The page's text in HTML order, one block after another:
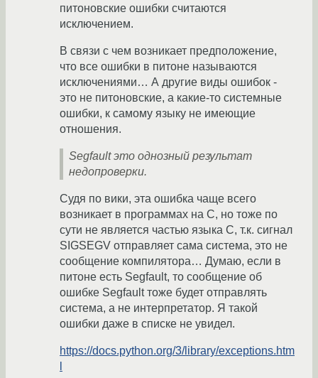
питоновские ошибки считаются
исключением.
В связи с чем возникает предположение,
что все ошибки в питоне называются
исключениями… А другие виды ошибок -
это не питоновские, а какие-то системные
ошибки, к самому языку не имеющие
отношения.
Segfault это однозный результат
недопроверки.
Судя по вики, эта ошибка чаще всего
возникает в программах на С, но тоже по
сути не является частью языка С, т.к. сигнал
SIGSEGV отправляет сама система, это не
сообщение компилятора… Думаю, если в
питоне есть Segfault, то сообщение об
ошибке Segfault тоже будет отправлять
система, а не интерпретатор. Я такой
ошибки даже в списке не увидел.
https://docs.python.org/3/library/exceptions.htm